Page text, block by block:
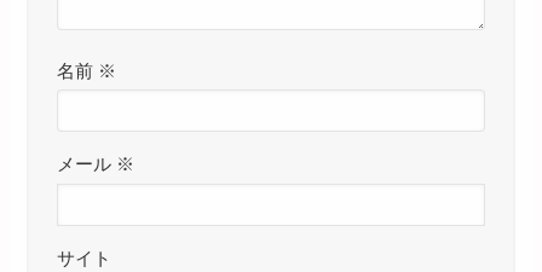
名前 ※
メール ※
サイト